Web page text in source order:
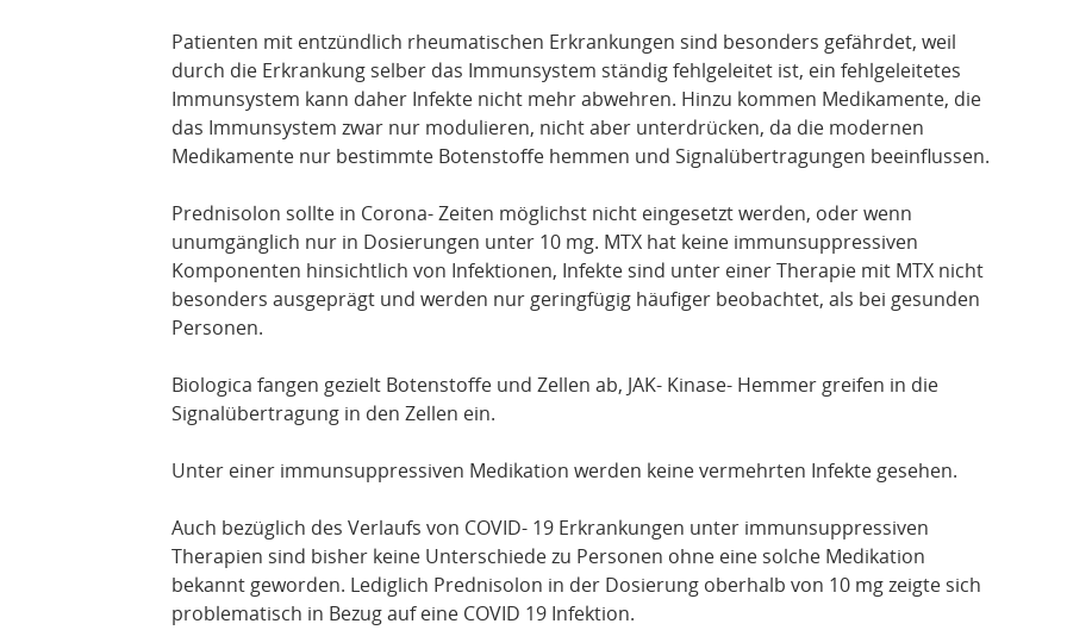
Patienten mit entzündlich rheumatischen Erkrankungen sind besonders gefährdet, weil
durch die Erkrankung selber das Immunsystem ständig fehlgeleitet ist, ein fehlgeleitetes
Immunsystem kann daher Infekte nicht mehr abwehren. Hinzu kommen Medikamente, die
das Immunsystem zwar nur modulieren, nicht aber unterdrücken, da die modernen
Medikamente nur bestimmte Botenstoffe hemmen und Signalübertragungen beeinflussen.
Prednisolon sollte in Corona- Zeiten möglichst nicht eingesetzt werden, oder wenn
unumgänglich nur in Dosierungen unter 10 mg. MTX hat keine immunsuppressiven
Komponenten hinsichtlich von Infektionen, Infekte sind unter einer Therapie mit MTX nicht
besonders ausgeprägt und werden nur geringfügig häufiger beobachtet, als bei gesunden
Personen.
Biologica fangen gezielt Botenstoffe und Zellen ab, JAK- Kinase- Hemmer greifen in die
Signalübertragung in den Zellen ein.
Unter einer immunsuppressiven Medikation werden keine vermehrten Infekte gesehen.
Auch bezüglich des Verlaufs von COVID- 19 Erkrankungen unter immunsuppressiven
Therapien sind bisher keine Unterschiede zu Personen ohne eine solche Medikation
bekannt geworden. Lediglich Prednisolon in der Dosierung oberhalb von 10 mg zeigte sich
problematisch in Bezug auf eine COVID 19 Infektion.